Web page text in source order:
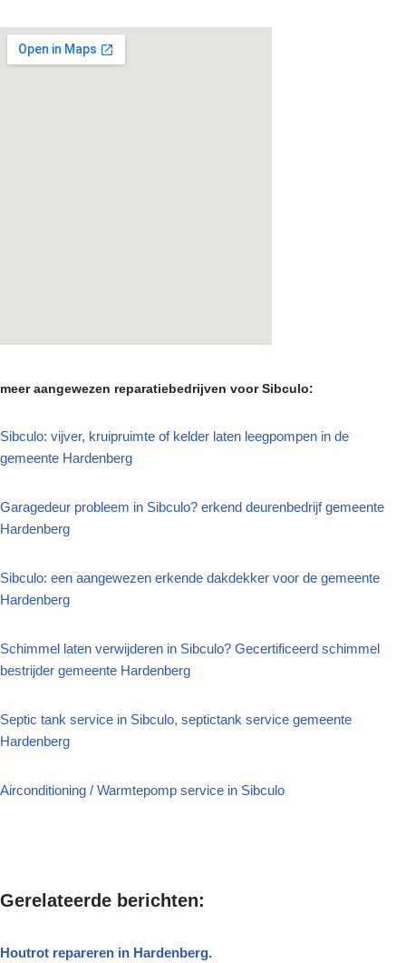
meer aangewezen reparatiebedrijven voor Sibculo:
Sibculo: vijver, kruipruimte of kelder laten leegpompen in de
gemeente Hardenberg
Garagedeur probleem in Sibculo? erkend deurenbedrijf gemeente
Hardenberg
Sibculo: een aangewezen erkende dakdekker voor de gemeente
Hardenberg
Schimmel laten verwijderen in Sibculo? Gecertificeerd schimmel
bestrijder gemeente Hardenberg
Septic tank service in Sibculo, septictank service gemeente
Hardenberg
Airconditioning / Warmtepomp service in Sibculo
Gerelateerde berichten:
Houtrot repareren in Hardenberg.